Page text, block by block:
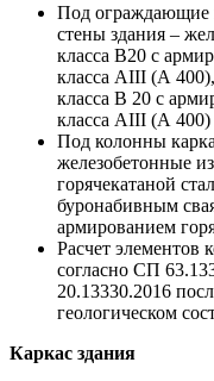
Под ограждающие
стены здания –
класса В20 с
класса АIII (А
класса В 20 с
класса АIII (А 400)
Под колонны
железобетонные
горячекатаной
буронабивным
армированием
Расчет элементов
согласно СП
20.13330.2016
геологическом
Каркас здания